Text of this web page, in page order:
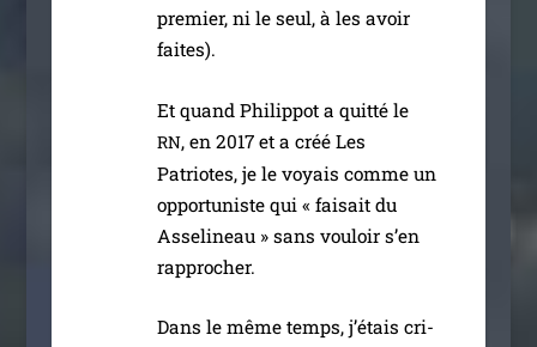
pre­mier, ni le seul, à les avoir
faites).
Et quand Philippot a quit­té le
RN, en 2017 et a créé Les
Patriotes, je le voyais comme un
oppor­tu­niste qui « fai­sait du
Asselineau » sans vou­loir s’en
rapprocher.
Dans le même temps, j’é­tais cri­